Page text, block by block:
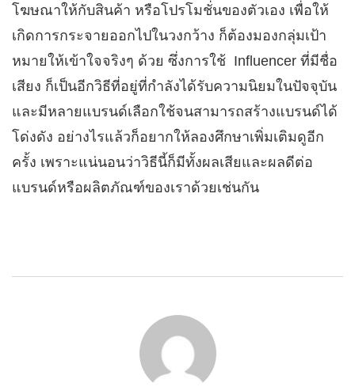
โฆษณาให้กับสินค้า หรือโปรโมชั่นของตัวเอง เพื่อให้
เกิดการกระจายออกไปในวงกว้าง ก็ต้องมองกลุ่มเป้า
หมายให้เข้าใจจริงๆ ด้วย ซึ่งการใช้ Influencer ที่มีชื่อ
เสียง ก็เป็นอีกวิธีที่อยู่ที่กำลังได้รับความนิยมในปัจจุบัน
และมีหลายแบรนด์เลือกใช้จนสามารถสร้างแบรนด์ได้
โด่งดัง อย่างไรแล้วก็อยากให้ลองศึกษาเพิ่มเติมดูอีก
ครั้ง เพราะแน่นอนว่าวิธีนี้ก็มีทั้งผลเสียและผลดีต่อ
แบรนด์หรือผลิตภัณฑ์ของเราด้วยเช่นกัน